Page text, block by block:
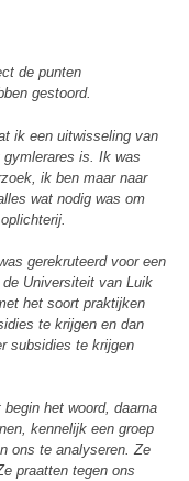
de punten
gestoord.
ik een uitwisseling van
is. Ik was
ik ben maar naar
wat nodig was om
gerekruteerd voor een
Universiteit van Luik
het soort praktijken
te krijgen en dan
subsidies te krijgen
het woord, daarna
kennelijk een groep
ons te analyseren. Ze
praatten tegen ons